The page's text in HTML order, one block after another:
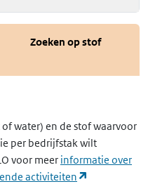
Zoeken op stof
water) en de stof waarvoor
per bedrijfstak wilt
voor meer informatie over
activiteiten